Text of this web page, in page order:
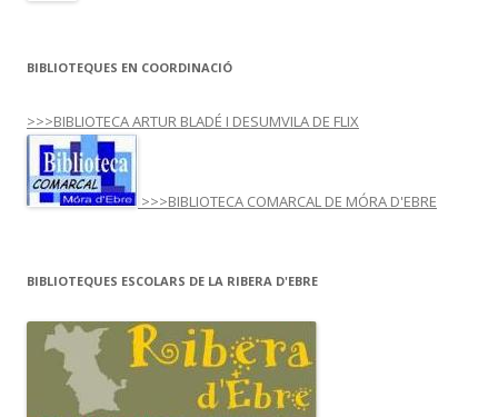
BIBLIOTEQUES EN COORDINACIÓ
>>>BIBLIOTECA ARTUR BLADÉ I DESUMVILA DE FLIX
>>>BIBLIOTECA COMARCAL DE MÓRA D'EBRE
BIBLIOTEQUES ESCOLARS DE LA RIBERA D'EBRE